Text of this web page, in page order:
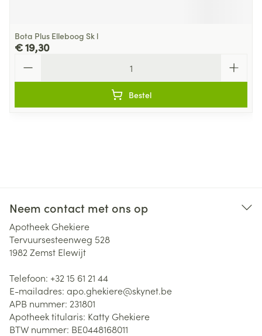
Bota Plus Elleboog Sk l
€ 19,30
Bestel
Neem contact met ons op
Apotheek Ghekiere
Tervuursesteenweg 528
1982 Zemst Elewijt
Telefoon: +32 15 61 21 44
E-mailadres: apo.ghekiere@skynet.be
APB nummer: 231801
Apotheek titularis: Katty Ghekiere
BTW nummer: BE0448168011